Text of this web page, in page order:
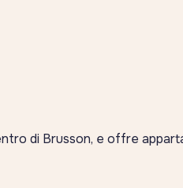
di Brusson, e offre